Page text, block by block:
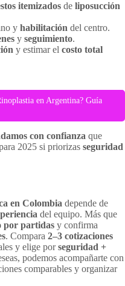
itemizados de liposucción
y habilitación del centro.
y seguimiento.
y estimar el costo total
en Argentina? Guía
con confianza que
2025 si priorizas seguridad
en Colombia depende de
del equipo. Más que
por partidas y confirma
. Compara 2–3 cotizaciones
y elige porseguridad +
podemos acompañarte con
comparables y organizar